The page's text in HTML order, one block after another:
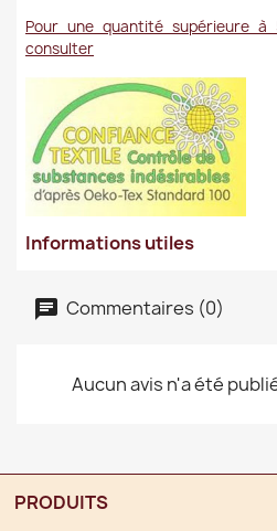
Pour une quantité supérieure
consulter
Informations utiles
Commentaires (0)
Aucun avis n'a été
PRODUITS